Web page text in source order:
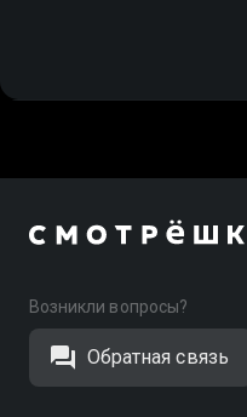
Возникли вопросы?
Обратная связь